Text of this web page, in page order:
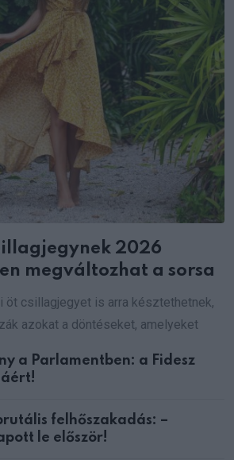
2026
megváltozhat a sorsa
öt csillagjegyet is arra késztethetnek,
azokat a döntéseket, amelyeket
a Parlamentben: a Fidesz
felhőszakadás: –
le először!